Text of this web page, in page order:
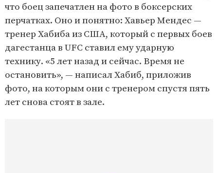
что боец запечатлен на фото в боксерских
перчатках. Оно и понятно: Хавьер Мендес —
тренер Хабиба из США, который с первых боев
дагестанца в UFC ставил ему ударную
технику. «5 лет назад и сейчас. Время не
остановить», — написал Хабиб, приложив
фото, на которым они с тренером спустя пять
лет снова стоят в зале.